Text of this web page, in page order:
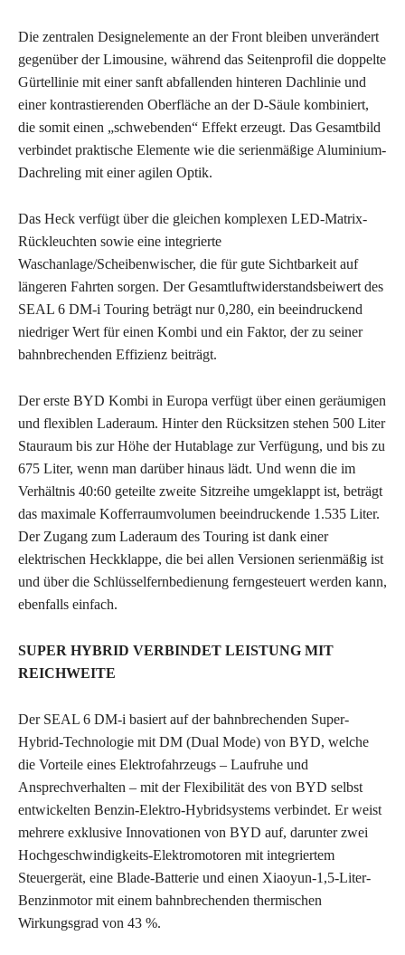
Die zentralen Designelemente an der Front bleiben unverändert
gegenüber der Limousine, während das Seitenprofil die doppelte
Gürtellinie mit einer sanft abfallenden hinteren Dachlinie und
einer kontrastierenden Oberfläche an der D-Säule kombiniert,
die somit einen „schwebenden“ Effekt erzeugt. Das Gesamtbild
verbindet praktische Elemente wie die serienmäßige Aluminium-
Dachreling mit einer agilen Optik.
Das Heck verfügt über die gleichen komplexen LED-Matrix-
Rückleuchten sowie eine integrierte
Waschanlage/Scheibenwischer, die für gute Sichtbarkeit auf
längeren Fahrten sorgen. Der Gesamtluftwiderstandsbeiwert des
SEAL 6 DM-i Touring beträgt nur 0,280, ein beeindruckend
niedriger Wert für einen Kombi und ein Faktor, der zu seiner
bahnbrechenden Effizienz beiträgt.
Der erste BYD Kombi in Europa verfügt über einen geräumigen
und flexiblen Laderaum. Hinter den Rücksitzen stehen 500 Liter
Stauraum bis zur Höhe der Hutablage zur Verfügung, und bis zu
675 Liter, wenn man darüber hinaus lädt. Und wenn die im
Verhältnis 40:60 geteilte zweite Sitzreihe umgeklappt ist, beträgt
das maximale Kofferraumvolumen beeindruckende 1.535 Liter.
Der Zugang zum Laderaum des Touring ist dank einer
elektrischen Heckklappe, die bei allen Versionen serienmäßig ist
und über die Schlüsselfernbedienung ferngesteuert werden kann,
ebenfalls einfach.
SUPER HYBRID VERBINDET LEISTUNG MIT
REICHWEITE
Der SEAL 6 DM-i basiert auf der bahnbrechenden Super-
Hybrid-Technologie mit DM (Dual Mode) von BYD, welche
die Vorteile eines Elektrofahrzeugs – Laufruhe und
Ansprechverhalten – mit der Flexibilität des von BYD selbst
entwickelten Benzin-Elektro-Hybridsystems verbindet. Er weist
mehrere exklusive Innovationen von BYD auf, darunter zwei
Hochgeschwindigkeits-Elektromotoren mit integriertem
Steuergerät, eine Blade-Batterie und einen Xiaoyun-1,5-Liter-
Benzinmotor mit einem bahnbrechenden thermischen
Wirkungsgrad von 43 %.